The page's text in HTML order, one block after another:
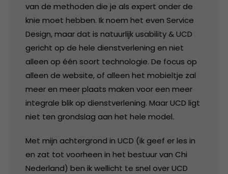
van de methoden die je als expert onder de
knie moet hebben. Ik noem het even Service
Design, maar dat is natuurlijk usability & UCD
gericht op de hele dienstverlening en niet
alleen op één soort technologie. De focus op
alleen de website, of alleen het mobieltje zal
meer en meer plaats maken voor een meer
integrale blik op dienstverlening. Maar UCD ligt
niet ten grondslag aan het hele model.
Met mijn achtergrond in UCD (ik geef er les in
en zat tot voorheen in het bestuur van Chi
Nederland) ben ik wellicht te snel over UCD